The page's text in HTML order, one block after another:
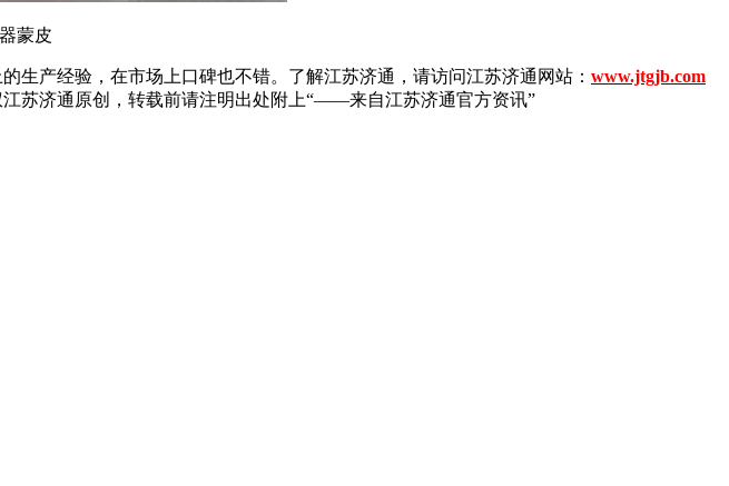
蒙皮
产经验，在市场上口碑也不错。了解江苏济通，请访问江苏济通网站： www.jtgjb.com
江苏济通原创，转载前请注明出处附上“——来自江苏济通官方资讯”